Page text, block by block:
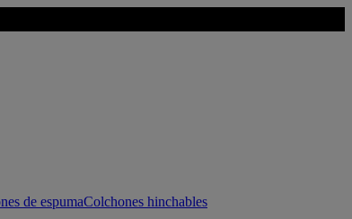
de espumaColchones hinchables